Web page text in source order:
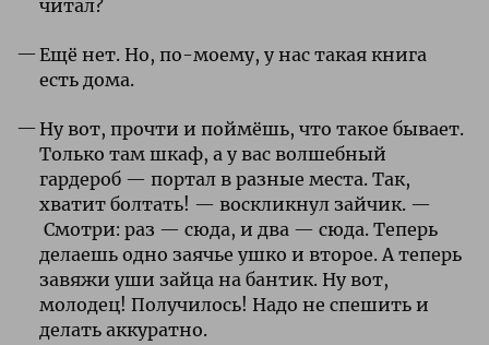
читал?
Ещё нет. Но, по-моему, у нас такая книга
есть дома.
Ну вот, прочти и поймёшь, что такое бывает.
Только там шкаф, а у вас волшебный
гардероб — портал в разные места. Так,
хватит болтать! — воскликнул зайчик. —
Смотри: раз — сюда, и два — сюда. Теперь
делаешь одно заячье ушко и второе. А теперь
завяжи уши зайца на бантик. Ну вот,
молодец! Получилось! Надо не спешить и
делать аккуратно.